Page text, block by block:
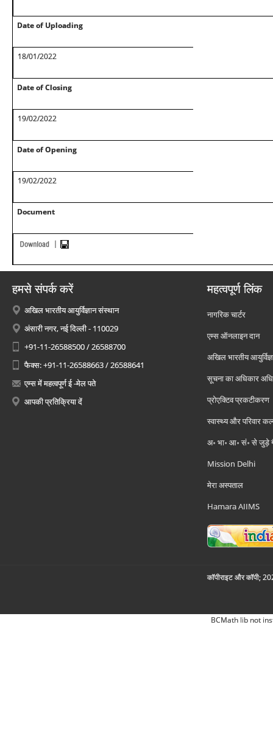
Date of Uploading
18/01/2022
Date of Closing
19/02/2022
Date of Opening
19/02/2022
Document
हमसे संपर्क करें
अखिल भारतीय आयुर्विज्ञान संस्थान
अंसारी नगर, नई दिल्ली - 110029
+91-11-26588500 / 26588700
फैक्स: +91-11-26588663 / 26588641
एम्स में महत्वपूर्ण ई -मेल पते
आपकी प्रतिक्रिया दें
महत्वपूर्ण लिंक
नागरिक चार्टर
एम्स ऑनलाइन दान
अखिल भारतीय
सूचना का अधिकार
प्रोएक्टिव प्रकटीकरण
स्वास्थ्य और परिवार
अ॰ भा॰ आ॰ सं॰ से जुड़े
Mission Delhi
मेरा अस्पताल
Hamara AIIMS
कॉपीराइट और कॉपी;
BCMath lib not